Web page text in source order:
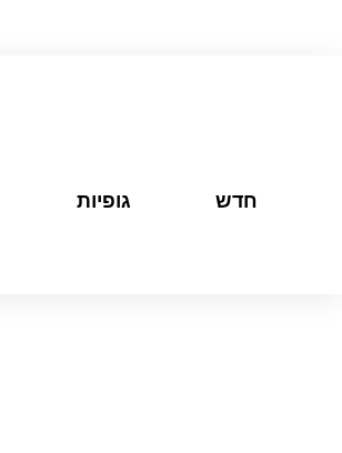
חדש גופיות